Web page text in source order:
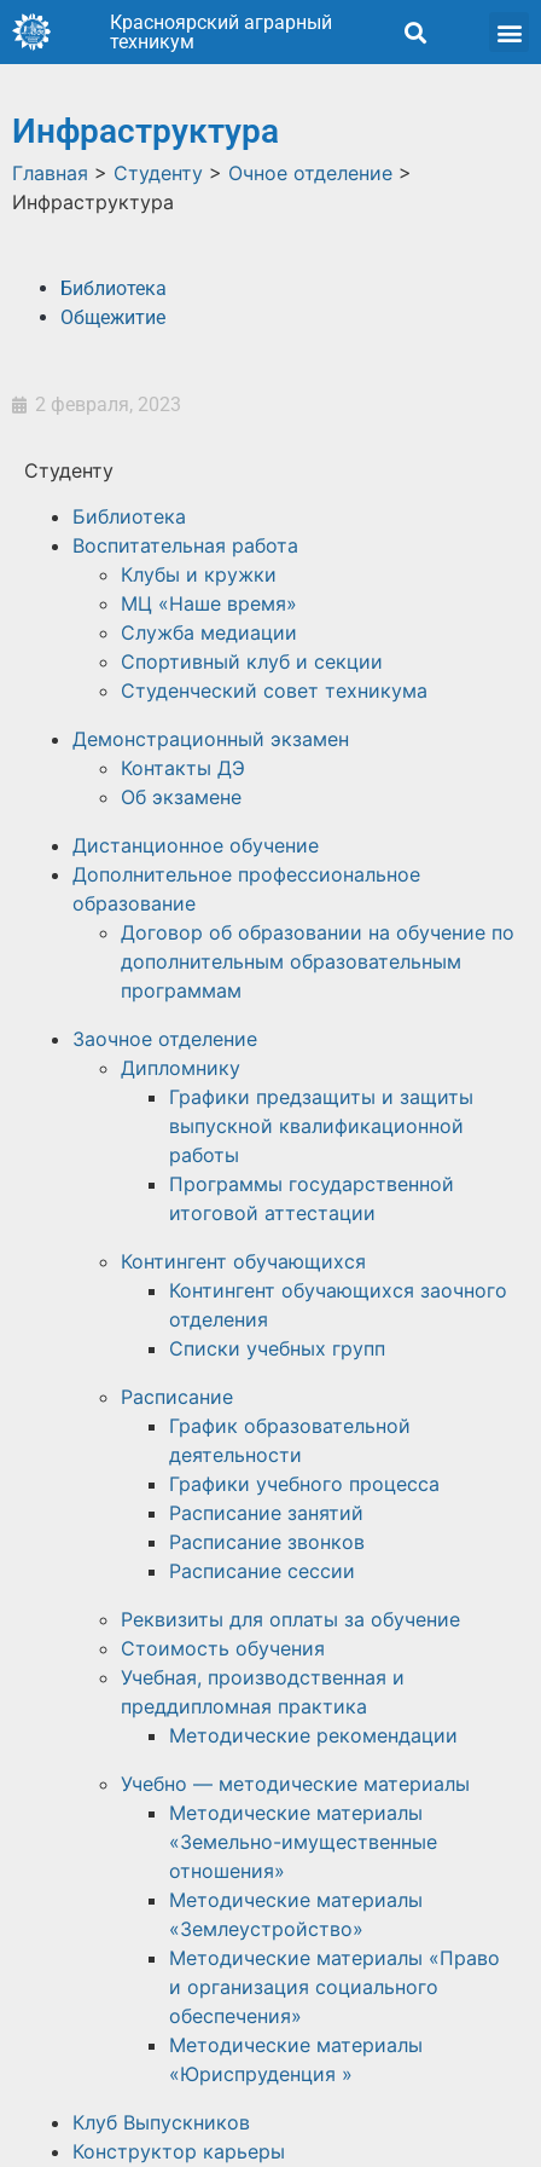
Красноярский аграрный
техникум
Инфраструктура
Главная > Студенту > Очное отделение >
Инфраструктура
Библиотека
Общежитие
2 февраля, 2023
Студенту
Библиотека
Воспитательная работа
Клубы и кружки
МЦ «Наше время»
Служба медиации
Спортивный клуб и секции
Студенческий совет техникума
Демонстрационный экзамен
Контакты ДЭ
Об экзамене
Дистанционное обучение
Дополнительное профессиональное
образование
Договор об образовании на обучение по
дополнительным образовательным
программам
Заочное отделение
Дипломнику
Графики предзащиты и защиты
выпускной квалификационной
работы
Программы государственной
итоговой аттестации
Контингент обучающихся
Контингент обучающихся заочного
отделения
Списки учебных групп
Расписание
График образовательной
деятельности
Графики учебного процесса
Расписание занятий
Расписание звонков
Расписание сессии
Реквизиты для оплаты за обучение
Стоимость обучения
Учебная, производственная и
преддипломная практика
Методические рекомендации
Учебно — методические материалы
Методические материалы
«Земельно-имущественные
отношения»
Методические материалы
«Землеустройство»
Методические материалы «Право
и организация социального
обеспечения»
Методические материалы
«Юриспруденция »
Клуб Выпускников
Конструктор карьеры